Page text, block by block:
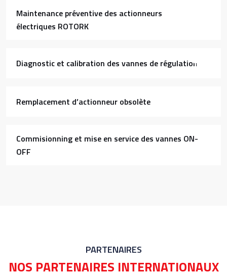
Maintenance préventive des actionneurs
électriques ROTORK
Diagnostic et calibration des vannes de régulation
Remplacement d’actionneur obsolète
Commisionning et mise en service des vannes ON-
OFF
PARTENAIRES
NOS PARTENAIRES INTERNATIONAUX